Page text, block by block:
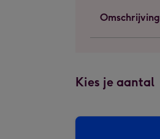
Omschrijving
Kies je aantal